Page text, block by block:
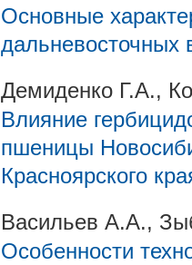
Основные
Демиденко Г.А.,
Влияние
пшеницы
Красноярского
Васильев А.А.,
Особенности